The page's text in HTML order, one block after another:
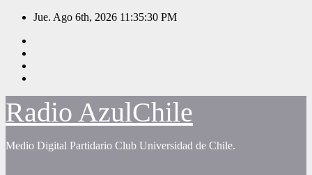
Saltar
contenido
Jue. Ago 6th, 2026 11:35:31 PM
Radio AzulChile
Medio Digital Partidario Club Universidad de Chile.